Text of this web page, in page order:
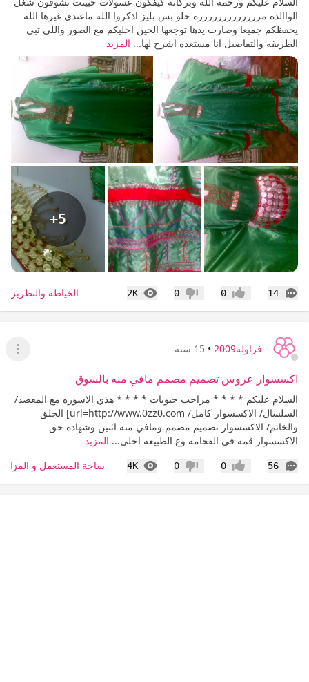
الواالده مررررررررررررره حلو بس بليز اذكروا الله ماعندي غيرها الله
يحفظكم جميعا وصارت يدها توجعها الحين اخليكم مع الصور واللي تبي
الطريقه والتفاصيل انا مستعده اشرح لها... المزيد
+5
14
التعليقات إعجاب0 عدم إعجاب
0
2K
المشاهدات الخياطة والتطريز
فراوله2009 • 15 سنة
عرض
اكسسوار عروس تصميم مصمم مافي منه بالسوق
السلام عليكم * * * * مراحب حبوبات * * * * هذي الاسوره مع المعضد/
السلسال/ الاكسسوار كامل/ url=http://www.0zz0.com] الحلق
والخاتم/ الاكسسوار تصميم مصمم ومافي منه اثنين وشهادة حق
الاكسسوار قمه في الفخامه وع الطبيعه احلى... المزيد
56
التعليقات إعجاب0 عدم إعجاب
0
4K
المشاهدات ساحة المستعمل و المزاد